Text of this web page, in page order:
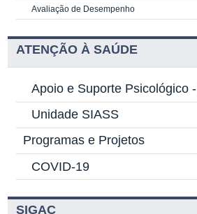
Avaliação de Desempenho
ATENÇÃO À SAÚDE
Apoio e Suporte Psicológico -
Unidade SIASS
Programas e Projetos
COVID-19
SIGAC